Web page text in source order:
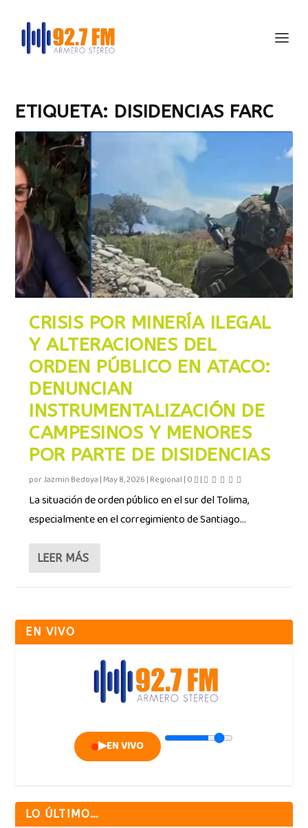
ETIQUETA: DISIDENCIAS FARC
CRISIS POR MINERÍA ILEGAL
Y ALTERACIONES DEL
ORDEN PÚBLICO EN ATACO:
DENUNCIAN
INSTRUMENTALIZACIÓN DE
CAMPESINOS Y MENORES
POR PARTE DE DISIDENCIAS
porJazmin Bedoya | May 8, 2026 | Regional | 0 |
La situación de orden público en el sur del Tolima,
especialmente en el corregimiento de Santiago...
LEER MÁS
EN VIVO
▶EN VIVO
LO ÚLTIMO…